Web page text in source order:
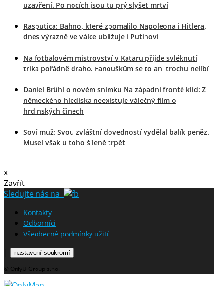
uzavření. Po nocích jsou tu prý slyšet mrtví
Rasputica: Bahno, které zpomalilo Napoleona i Hitlera,
dnes výrazně ve válce ubližuje i Putinovi
Na fotbalovém mistrovství v Kataru přijde svléknutí
trika pořádně draho. Fanouškům se to ani trochu nelíbí
Daniel Brühl o novém snímku Na západní frontě klid: Z
německého hlediska neexistuje válečný film o
hrdinských činech
Soví muž: Svou zvláštní dovedností vydělal balík peněz.
Musel však u toho šíleně trpět
x
Zavřít
Sledujte nás na
Kontakty
Odborníci
Všeobecné podmínky užití
| nastavení soukromí
© OnlyU Group s.r.o.